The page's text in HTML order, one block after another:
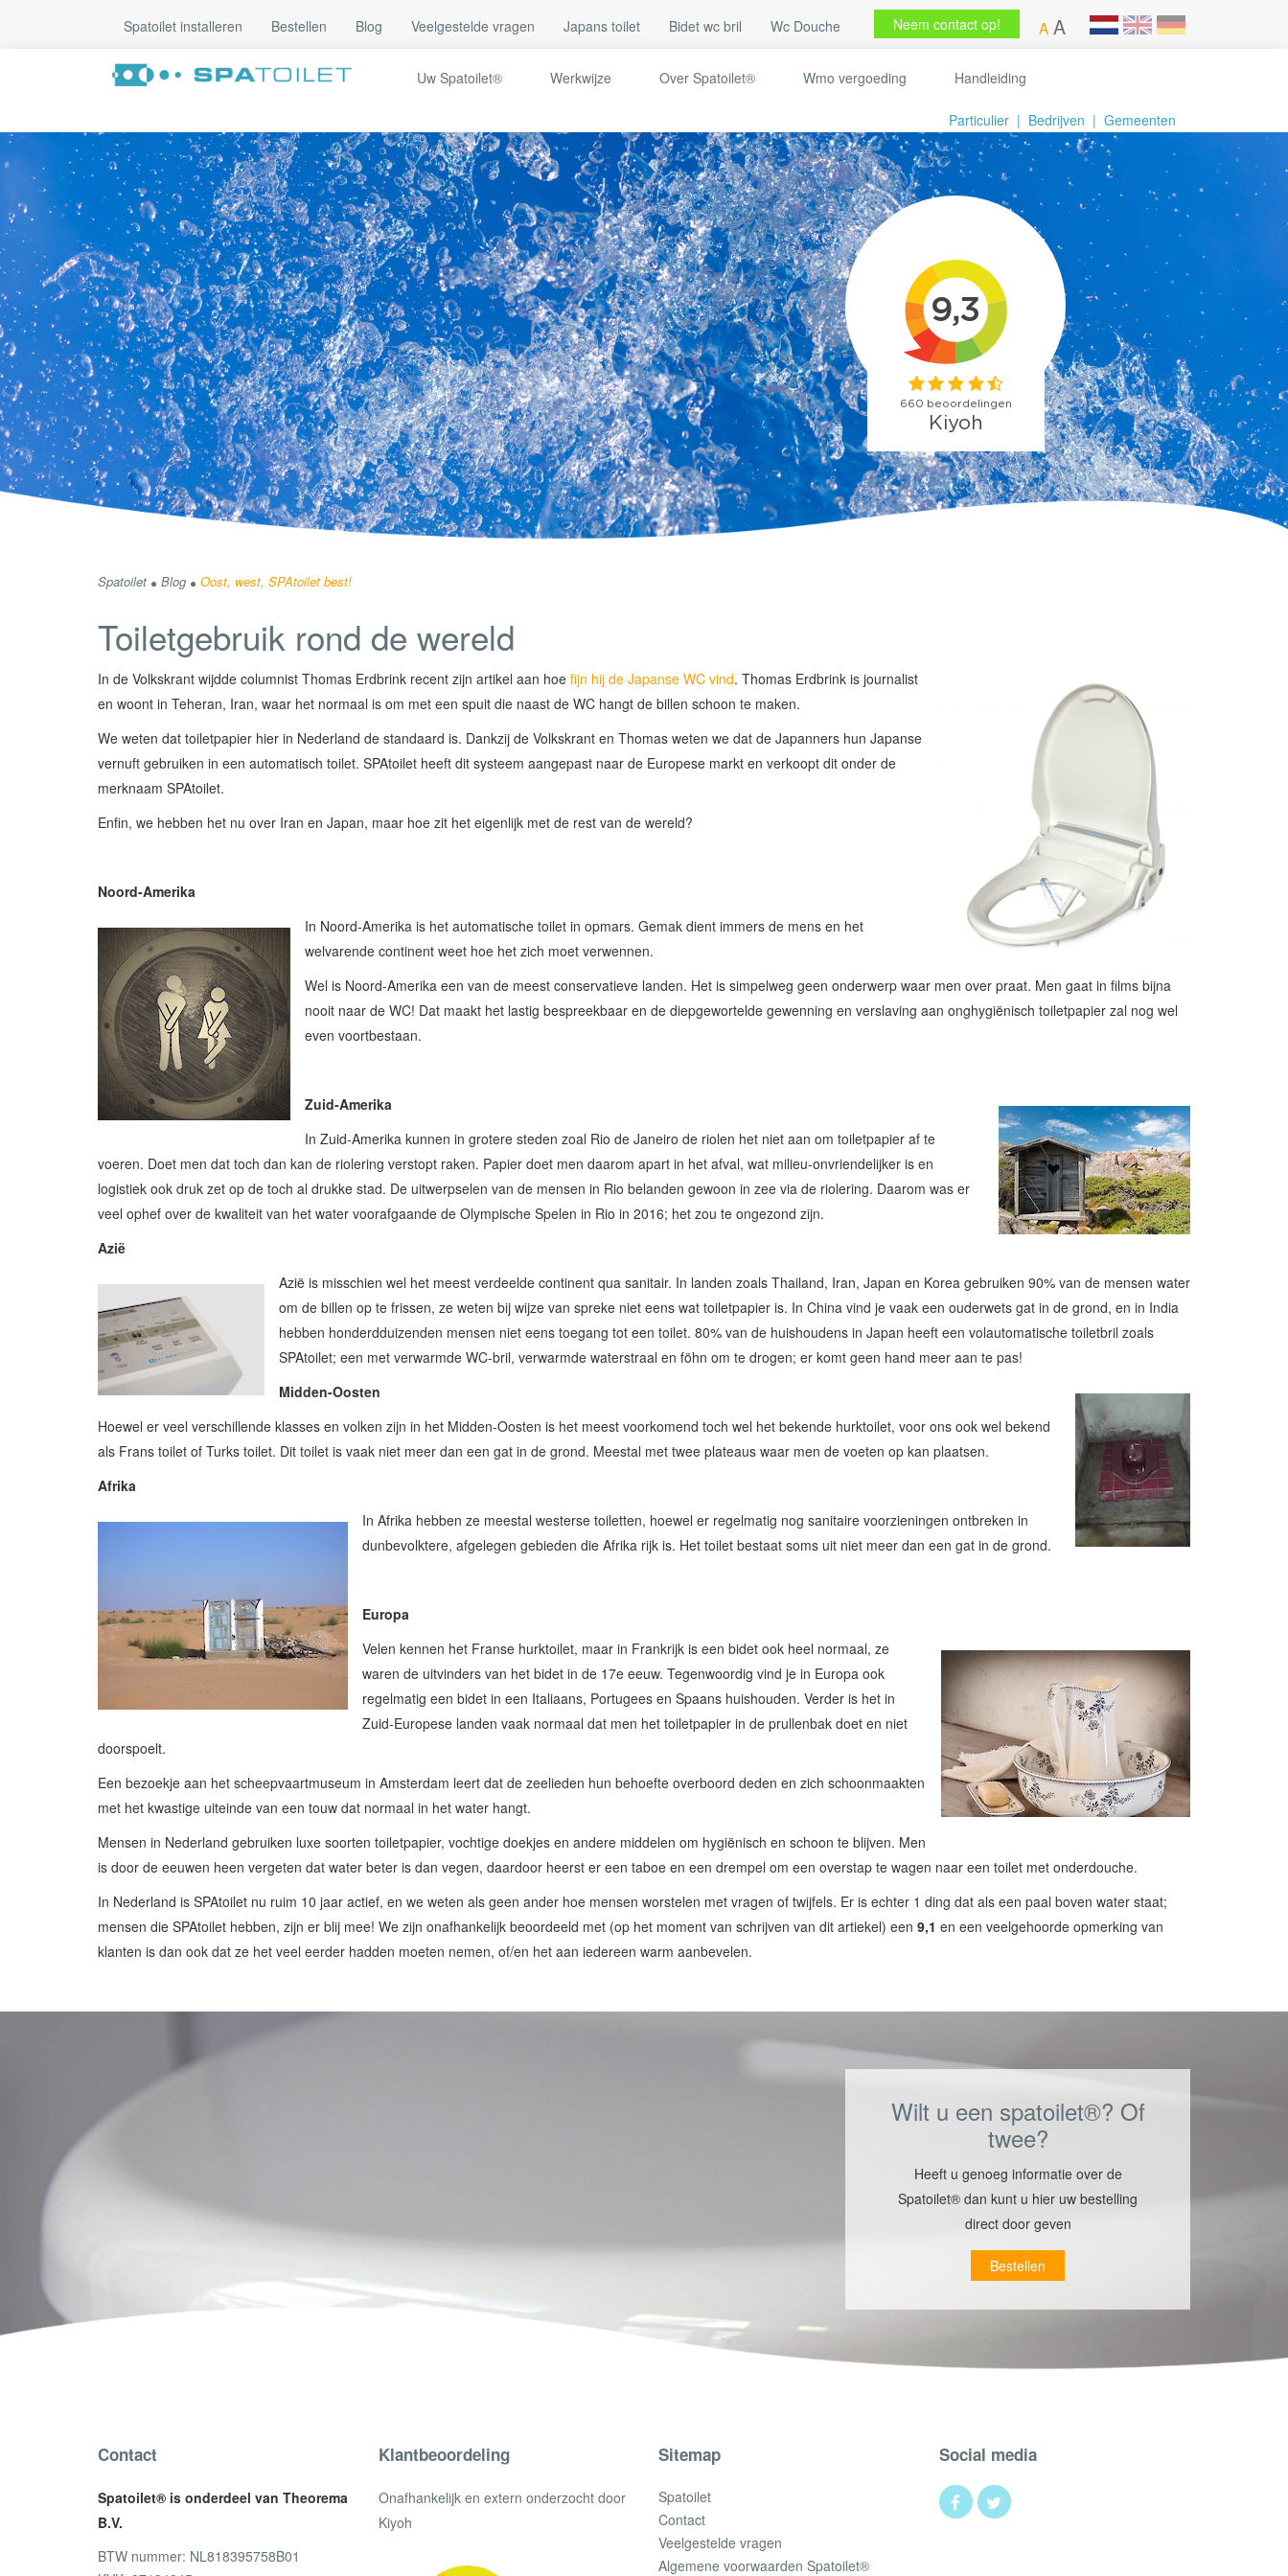
A A
Neem contact op!
Spatoilet installeren Bestellen Blog Veelgestelde vragen Japans toilet Bidet wc bril Wc Douche
Uw Spatoilet​® Werkwijze Over Spatoilet® Wmo vergoeding Handleiding
Particulier | Bedrijven | Gemeenten
Spatoilet Blog Oost, west, SPAtoilet best!
Toiletgebruik rond de wereld
In de Volkskrant wijdde columnist Thomas Erdbrink recent zijn artikel aan hoe fijn hij de Japanse WC vind. Thomas Erdbrink is journalist
en woont in Teheran, Iran, waar het normaal is om met een spuit die naast de WC hangt de billen schoon te maken.
We weten dat toiletpapier hier in Nederland de standaard is. Dankzij de Volkskrant en Thomas weten we dat de Japanners hun Japanse
vernuft gebruiken in een automatisch toilet. SPAtoilet heeft dit systeem aangepast naar de Europese markt en verkoopt dit onder de
merknaam SPAtoilet.
Enfin, we hebben het nu over Iran en Japan, maar hoe zit het eigenlijk met de rest van de wereld?
Noord-Amerika
In Noord-Amerika is het automatische toilet in opmars. Gemak dient immers de mens en het
welvarende continent weet hoe het zich moet verwennen.
Wel is Noord-Amerika een van de meest conservatieve landen. Het is simpelweg geen onderwerp waar men over praat. Men gaat in films bijna
nooit naar de WC! Dat maakt het lastig bespreekbaar en de diepgewortelde gewenning en verslaving aan onghygiënisch toiletpapier zal nog wel
even voortbestaan.
Zuid-Amerika
In Zuid-Amerika kunnen in grotere steden zoal Rio de Janeiro de riolen het niet aan om toiletpapier af te
voeren. Doet men dat toch dan kan de riolering verstopt raken. Papier doet men daarom apart in het afval, wat milieu-onvriendelijker is en
logistiek ook druk zet op de toch al drukke stad. De uitwerpselen van de mensen in Rio belanden gewoon in zee via de riolering. Daarom was er
veel ophef over de kwaliteit van het water voorafgaande de Olympische Spelen in Rio in 2016; het zou te ongezond zijn.
Azië
Azië is misschien wel het meest verdeelde continent qua sanitair. In landen zoals Thailand, Iran, Japan en Korea gebruiken 90% van de mensen water
om de billen op te frissen, ze weten bij wijze van spreke niet eens wat toiletpapier is. In China vind je vaak een ouderwets gat in de grond, en in India
hebben honderdduizenden mensen niet eens toegang tot een toilet. 80% van de huishoudens in Japan heeft een volautomatische toiletbril zoals
SPAtoilet; een met verwarmde WC-bril, verwarmde waterstraal en föhn om te drogen; er komt geen hand meer aan te pas!
Midden-Oosten
Hoewel er veel verschillende klasses en volken zijn in het Midden-Oosten is het meest voorkomend toch wel het bekende hurktoilet, voor ons ook wel bekend
als Frans toilet of Turks toilet. Dit toilet is vaak niet meer dan een gat in de grond. Meestal met twee plateaus waar men de voeten op kan plaatsen.
Afrika
In Afrika hebben ze meestal westerse toiletten, hoewel er regelmatig nog sanitaire voorzieningen ontbreken in
dunbevolktere, afgelegen gebieden die Afrika rijk is. Het toilet bestaat soms uit niet meer dan een gat in de grond.
Europa
Velen kennen het Franse hurktoilet, maar in Frankrijk is een bidet ook heel normaal, ze
waren de uitvinders van het bidet in de 17e eeuw. Tegenwoordig vind je in Europa ook
regelmatig een bidet in een Italiaans, Portugees en Spaans huishouden. Verder is het in
Zuid-Europese landen vaak normaal dat men het toiletpapier in de prullenbak doet en niet
doorspoelt.
Een bezoekje aan het scheepvaartmuseum in Amsterdam leert dat de zeelieden hun behoefte overboord deden en zich schoonmaakten
met het kwastige uiteinde van een touw dat normaal in het water hangt.
Mensen in Nederland gebruiken luxe soorten toiletpapier, vochtige doekjes en andere middelen om hygiënisch en schoon te blijven. Men
is door de eeuwen heen vergeten dat water beter is dan vegen, daardoor heerst er een taboe en een drempel om een overstap te wagen naar een toilet met onderdouche.
In Nederland is SPAtoilet nu ruim 10 jaar actief, en we weten als geen ander hoe mensen worstelen met vragen of twijfels. Er is echter 1 ding dat als een paal boven water staat;
mensen die SPAtoilet hebben, zijn er blij mee! We zijn onafhankelijk beoordeeld met (op het moment van schrijven van dit artiekel) een 9,1 en een veelgehoorde opmerking van
klanten is dan ook dat ze het veel eerder hadden moeten nemen, of/en het aan iedereen warm aanbevelen.
Wilt u een spatoilet®? Of
twee?
Heeft u genoeg informatie over de
Spatoilet® dan kunt u hier uw bestelling
direct door geven
Bestellen
Contact
Spatoilet® is onderdeel van Theorema
B.V.
BTW nummer: NL818395758B01
Klantbeoordeling
Onafhankelijk en extern onderzocht door
Kiyoh
Sitemap
Spatoilet
Contact
Veelgestelde vragen
Algemene voorwaarden Spatoilet®
Social media